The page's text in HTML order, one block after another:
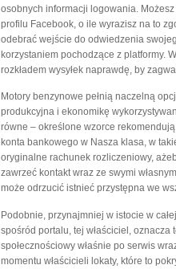
osobnych informacji logowania.
profilu Facebook, o ile wyrazisz na to
odebrać wejście do odwiedzenia
korzystaniem pochodzące z platformy.
rozkładem wysyłek naprawdę, by
Motory benzynowe pełnią naczelną
produkcyjna i ekonomikę
równe – określone wzorce
konta bankowego w Nasza klasa, w
oryginalne rachunek rozliczeniowy,
zawrzeć kontakt wraz ze swymi
może odrzucić istnieć przystępna we
Podobnie, przynajmniej w istocie w
spośród portalu, tej właściciel,
społecznościowy właśnie po serwis
momentu właścicieli lokaty, które to